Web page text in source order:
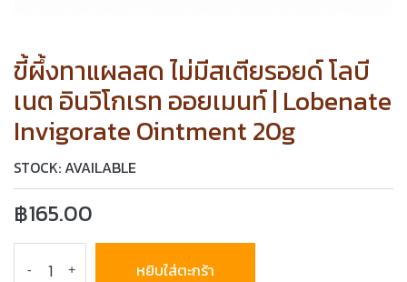
ขี้ผึ้งทาแผลสด ไม่มีสเตียรอยด์ โลบี
เนต อินวิโกเรท ออยเมนท์ | Lobenate
Invigorate Ointment 20g
STOCK: AVAILABLE
฿165.00
- + หยิบใส่ตะกร้า